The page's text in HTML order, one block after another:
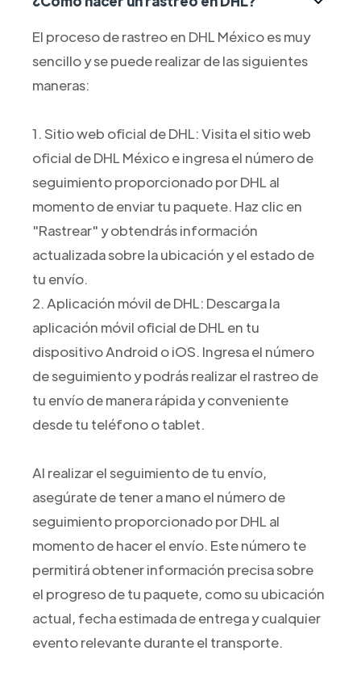
El proceso de rastreo en DHL México es muy
sencillo y se puede realizar de las siguientes
maneras:
1. Sitio web oficial de DHL: Visita el sitio web
oficial de DHL México e ingresa el número de
seguimiento proporcionado por DHL al
momento de enviar tu paquete. Haz clic en
"Rastrear" y obtendrás información
actualizada sobre la ubicación y el estado de
tu envío.
2. Aplicación móvil de DHL: Descarga la
aplicación móvil oficial de DHL en tu
dispositivo Android o iOS. Ingresa el número
de seguimiento y podrás realizar el rastreo de
tu envío de manera rápida y conveniente
desde tu teléfono o tablet.
Al realizar el seguimiento de tu envío,
asegúrate de tener a mano el número de
seguimiento proporcionado por DHL al
momento de hacer el envío. Este número te
permitirá obtener información precisa sobre
el progreso de tu paquete, como su ubicación
actual, fecha estimada de entrega y cualquier
evento relevante durante el transporte.